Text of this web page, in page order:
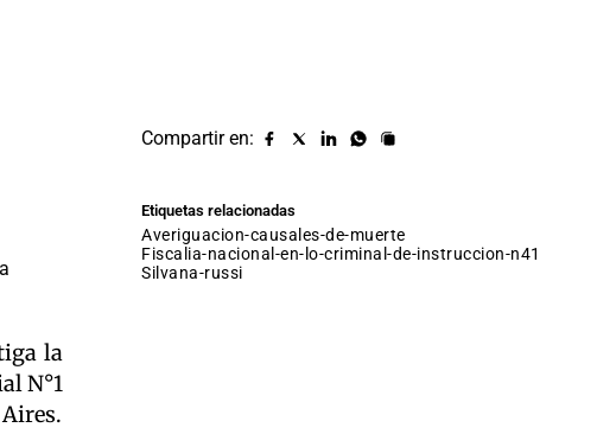
la
N°1
Compartir en:
Compartir
Compartir
Compartir
Compartir
Copiar
Etiquetas relacionadas
averiguacion-causales-de-muerte
fiscalia-nacional-en-lo-criminal-de-instruccion-n41
silvana-russi